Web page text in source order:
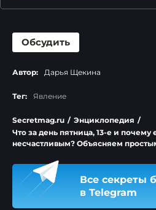
Обсудить
Автор: Дарья Щекина
Тег: Явление
Secretmag.ru / Энциклопедия /
Что за день пятница, 13-е и почему
несчастливым? Объясняем
Все секреты
в Telegram